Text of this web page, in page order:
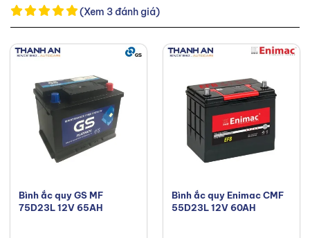
(Xem 3 đánh giá)
Bình ắc quy GS MF
75D23L 12V 65AH
Bình ắc quy Enimac CMF
55D23L 12V 60AH